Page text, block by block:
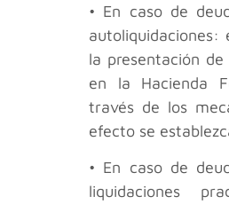
• En caso de
la presentación
en la Hacienda
través de los
efecto se
• En caso de
liquidaciones